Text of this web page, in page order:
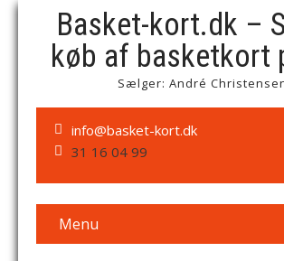
Basket-kort.dk –
køb af basketkort
Sælger: André
info@basket-kort.dk
31 16 04 99
Menu